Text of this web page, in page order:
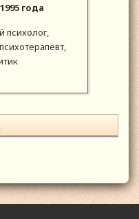
года
психолог,